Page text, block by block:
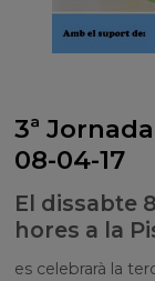
3ª
08-04-17
El dissabte
hores a la
es celebrarà la